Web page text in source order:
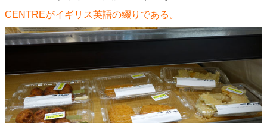
CENTREがイギリス英語の綴りである。